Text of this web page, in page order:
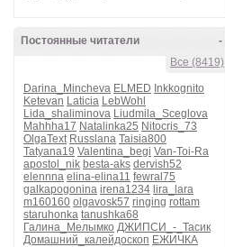
-
Постоянные читатели
Все (8419)
Darina_Mincheva ELMED Inkkognito
Ketevan Laticia LebWohl
Lida_shaliminova Liudmila_Sceglova
Mahhha17 Natalinka25 Nitocris_73
OlgaText Russlana Taisia800
Tatyana19 Valentina_begi Van-Toi-Ra
apostol_nik besta-aks dervish52
elennna elina-elina11 fewral75
galkapogonina irena1234 lira_lara
m160160 olgavosk57 ringing rottam
staruhonka tanushka68
Галина_Мелымко ДЖИПСИ_-_Тасик
Домашний_калейдоскоп ЕЖИЧКА